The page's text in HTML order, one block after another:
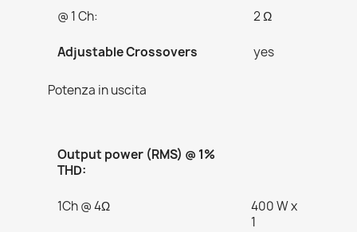
@ 1 Ch: 2 Ω
Adjustable Crossovers yes
Potenza in uscita
Output power (RMS) @ 1%
THD:
1Ch @ 4Ω
400 W x
1